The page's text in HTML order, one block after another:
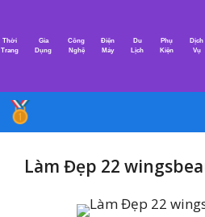
nội
Thời
Trang
Gia
Dụng
Công
Nghệ
Điện
Máy
Du
Lịch
Phụ
Kiện
Dịch
Vụ
Làm Đẹp 22